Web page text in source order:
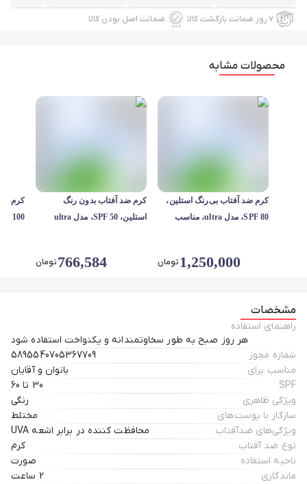
۷ روز ضمانت بازگشت کالا ضمانت اصل بودن کالا
محصولات مشابه
کرم ضد آفتاب بی‌رنگ استلین،
80 SPF، مدل ultra، مناسب
اشعه‌های UVA و UVB،1,250,000تومان
کرم ضد آفتاب بدون رنگ
استلین، 50 SPF، مدل ultra
کننده در برابر اشعه UVA و766,584تومان
کرم
مشخصات
راهنمای استفاده
هر روز صبح به طور سخاوتمندانه و یکنواخت استفاده شود
شماره مجوز
5895540705367709
مناسب برای
بانوان و آقایان
SPF
30 تا 60
ویژگی ظاهری
رنگی
سازگار با پوست‌‌های
مختلط
ویژگی‌های ضدآفتاب
محافظت کننده در برابر اشعه UVA
نوع ضد آفتاب
کرم
ناحیه استفاده
صورت
ماندگاری
2 ساعت